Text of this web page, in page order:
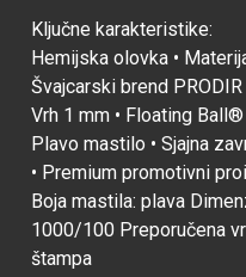
Ključne karakteristike:
Hemijska olovka •
Švajcarski brend
Vrh 1 mm • Floating
Plavo mastilo • Sjajna
• Premium promotivni
Boja mastila: plava
1000/100 Preporučena
štampa